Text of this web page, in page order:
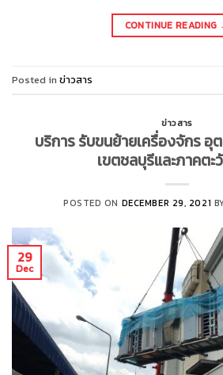
CONTINUE READING
Posted in ข่าวสาร
ข่าวสาร
บริการ รับขนย้ายเครื่องจักร อุ
เขตชลบุรีและภาคตะ
POSTED ON DECEMBER 29, 2021
29
Dec